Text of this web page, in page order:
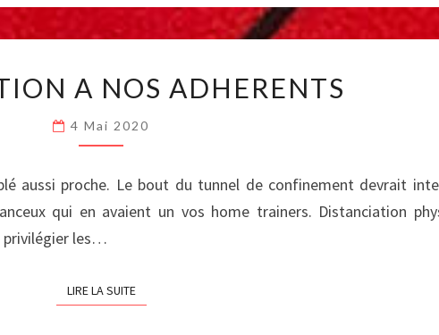
A
ADHERENTS
A NOS ADHERENTS
4 Mai 2020
aussi proche. Le bout du tunnel de confinement devrait
qui en avaient un vos home trainers. Distanciation
privilégier les…
LIRE LA SUITELIRE LA SUITE